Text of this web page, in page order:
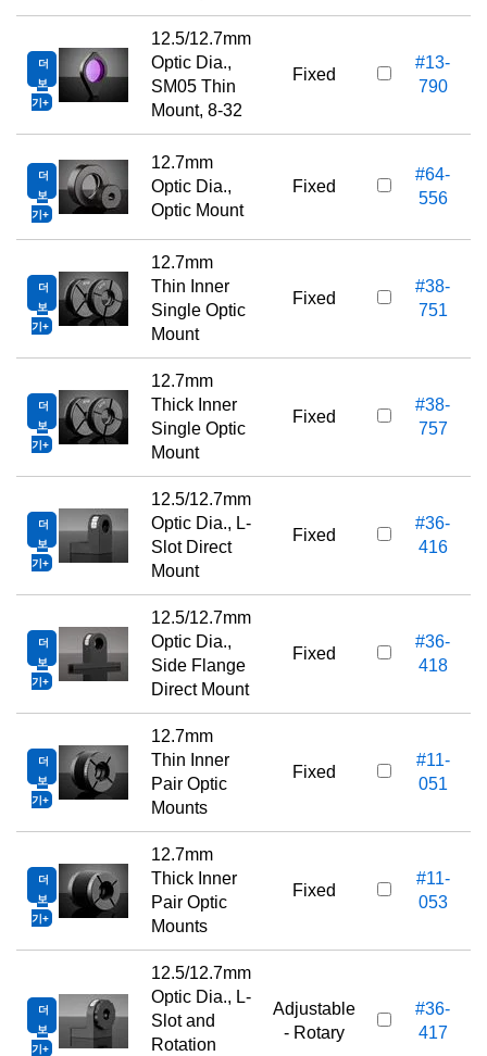
더
보
기
12.5/12.7mm
Optic Dia.,
SM05 Thin
Mount, 8-32
Fixed
#13-
790
더
보
기
12.7mm
Optic Dia.,
Optic Mount
Fixed
#64-
556
더
보
기
12.7mm
Thin Inner
Single Optic
Mount
Fixed
#38-
751
더
보
기
12.7mm
Thick Inner
Single Optic
Mount
Fixed
#38-
757
더
보
기
12.5/12.7mm
Optic Dia., L-
Slot Direct
Mount
Fixed
#36-
416
더
보
기
12.5/12.7mm
Optic Dia.,
Side Flange
Direct Mount
Fixed
#36-
418
더
보
기
12.7mm
Thin Inner
Pair Optic
Mounts
Fixed
#11-
051
더
보
기
12.7mm
Thick Inner
Pair Optic
Mounts
Fixed
#11-
053
더
보
기
12.5/12.7mm
Optic Dia., L-
Slot and
Rotation
Adjustable
- Rotary
#36-
417